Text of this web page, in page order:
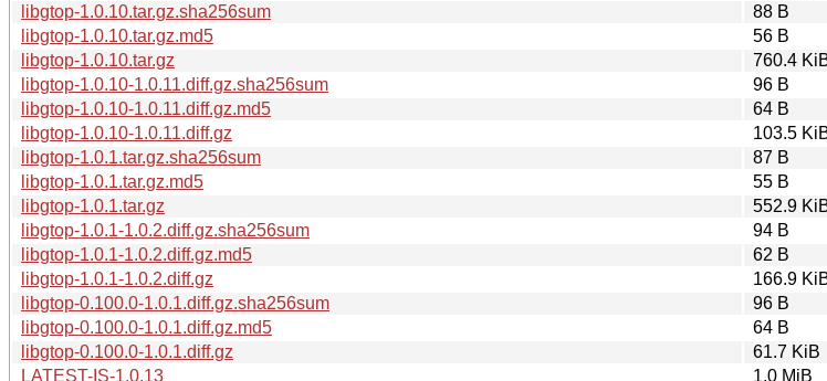
libgtop-1.0.10.tar.gz.sha256sum
88 B
libgtop-1.0.10.tar.gz.md5
56 B
libgtop-1.0.10.tar.gz
760.4
libgtop-1.0.10-1.0.11.diff.gz.sha256sum
96 B
libgtop-1.0.10-1.0.11.diff.gz.md5
64 B
libgtop-1.0.10-1.0.11.diff.gz
103.5
libgtop-1.0.1.tar.gz.sha256sum
87 B
libgtop-1.0.1.tar.gz.md5
55 B
libgtop-1.0.1.tar.gz
552.9
libgtop-1.0.1-1.0.2.diff.gz.sha256sum
94 B
libgtop-1.0.1-1.0.2.diff.gz.md5
62 B
libgtop-1.0.1-1.0.2.diff.gz
166.9
libgtop-0.100.0-1.0.1.diff.gz.sha256sum
96 B
libgtop-0.100.0-1.0.1.diff.gz.md5
64 B
libgtop-0.100.0-1.0.1.diff.gz
61.7 KiB
LATEST-IS-1.0.13
1.0 MiB